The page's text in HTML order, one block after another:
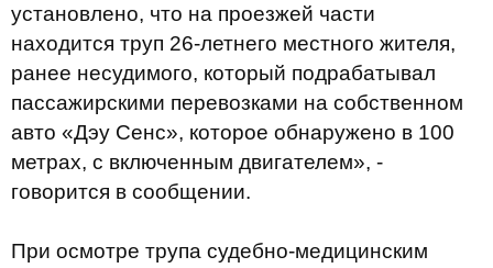
установлено, что на проезжей части
находится труп 26-летнего местного жителя,
ранее несудимого, который подрабатывал
пассажирскими перевозками на собственном
авто «Дэу Сенс», которое обнаружено в 100
метрах, с включенным двигателем», -
говорится в сообщении.
При осмотре трупа судебно-медицинским